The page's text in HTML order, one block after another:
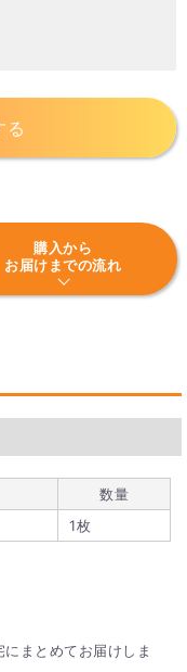
る
購入から
お届けまでの流れ
数量
1枚
まとめてお届けしま